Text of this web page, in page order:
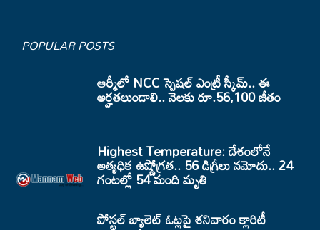
POPULAR POSTS
ఆర్మీలో NCC స్పెషల్ ఎంట్రీ స్కీమ్.. ఈ
అర్హతలుండాలి.. నెలకు రూ.56,100 జీతం
Highest Temperature: దేశంలోనే
అత్యధిక ఉష్ణోగ్రత.. 56 డిగ్రీలు నమోదు.. 24
గంటల్లో 54 మంది మృతి
పోస్టల్ బ్యాలెట్ ఓట్లపై శనివారం క్లారిటీ